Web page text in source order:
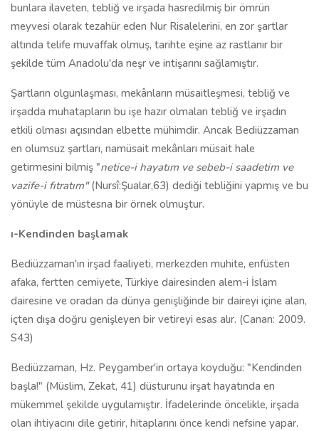
bunlara ilaveten, tebliğ ve irşada hasredilmiş bir ömrün
meyvesi olarak tezahür eden Nur Risalelerini, en zor şartlar
altında telife muvaffak olmuş, tarihte eşine az rastlanır bir
şekilde tüm Anadolu'da neşr ve intişarını sağlamıştır.
Şartların olgunlaşması, mekânların müsaitleşmesi, tebliğ ve
irşadda muhatapların bu işe hazır olmaları tebliğ ve irşadın
etkili olması açısından elbette mühimdir. Ancak Bediüzzaman
en olumsuz şartları, namüsait mekânları müsait hale
getirmesini bilmiş "netice-i hayatım ve sebeb-i saadetim ve
vazife-i fıtratım"(Nursî:Şualar,63) dediği tebliğini yapmış ve bu
yönüyle de müstesna bir örnek olmuştur.
ı-Kendinden başlamak
Bediüzzaman'ın irşad faaliyeti, merkezden muhite, enfüsten
afaka, fertten cemiyete, Türkiye dairesinden alem-i İslam
dairesine ve oradan da dünya genişliğinde bir daireyi içine alan,
içten dışa doğru genişleyen bir vetireyi esas alır. (Canan: 2009.
S43)
Bediüzzaman, Hz. Peygamber'in ortaya koyduğu: "Kendinden
başla!" (Müslim, Zekat, 41) düsturunu irşat hayatında en
mükemmel şekilde uygulamıştır. İfadelerinde öncelikle, irşada
olan ihtiyacını dile getirir, hitaplarını önce kendi nefsine yapar.